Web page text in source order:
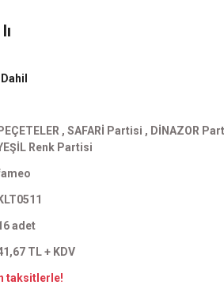
PEÇETELER ,SAFARİ Partisi , DİNAZOR
Renk Partisi
KLT0511
adet
TL + KDV
taksitlerle!